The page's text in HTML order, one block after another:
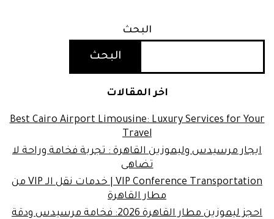
البحث
البحث
اخر المقالات
Best Cairo Airport Limousine: Luxury Services for Your
Travel
ايجار مرسيدس وليموزين القاهرة : تجربة فخامة وراحة لا
تضاهى
VIP Conference Transportation | خدمات نقل الـ VIP من
مطار القاهرة
احجز ليموزين مطار القاهرة 2026: فخامة مرسيدس ودقة